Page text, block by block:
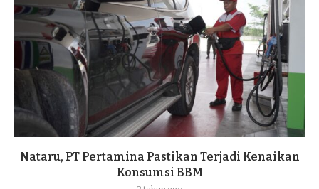
Nataru, PT Pertamina Pastikan Terjadi Kenaikan
Konsumsi BBM